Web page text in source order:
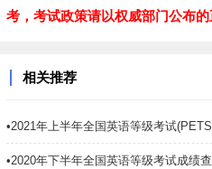
考，考试政策请以权威部门公布的
相关推荐
•2021年上半年全国英语等级考试
•2020年下半年全国英语等级考试成绩